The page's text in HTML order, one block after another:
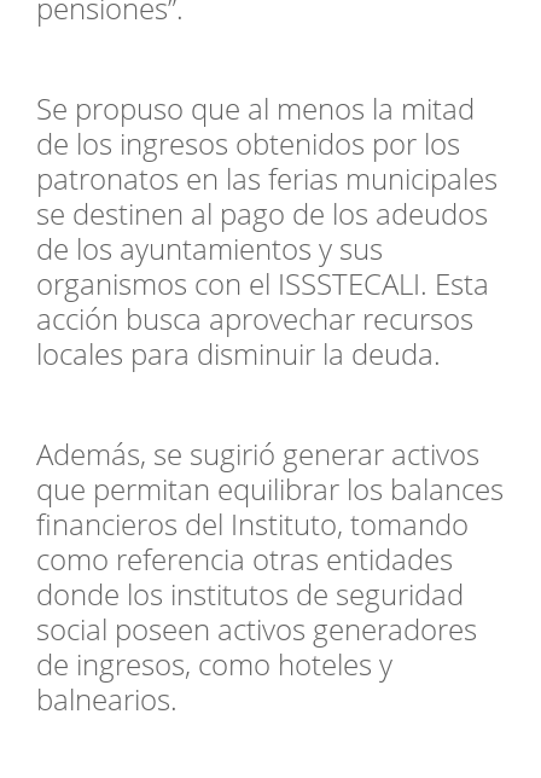
pensiones”.
Se propuso que al menos la mitad
de los ingresos obtenidos por los
patronatos en las ferias municipales
se destinen al pago de los adeudos
de los ayuntamientos y sus
organismos con el ISSSTECALI. Esta
acción busca aprovechar recursos
locales para disminuir la deuda.
Además, se sugirió generar activos
que permitan equilibrar los balances
financieros del Instituto, tomando
como referencia otras entidades
donde los institutos de seguridad
social poseen activos generadores
de ingresos, como hoteles y
balnearios.